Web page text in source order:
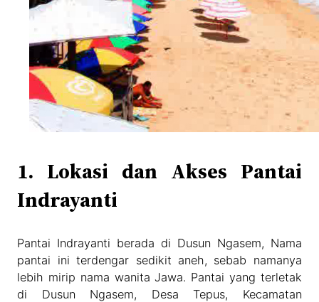
1. Lokasi dan Akses Pantai
Indrayanti
Pantai Indrayanti berada di Dusun Ngasem, Nama
pantai ini terdengar sedikit aneh, sebab namanya
lebih mirip nama wanita Jawa. Pantai yang terletak
di Dusun Ngasem, Desa Tepus, Kecamatan